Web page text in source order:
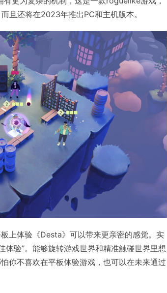
且还将在2023年推出PC和主机版本。
上体验《Desta》可以带来更亲密的感觉。实
体验”。能够旋转游戏世界和精准触碰世界里想
你不喜欢在平板体验游戏，也可以在未来通过